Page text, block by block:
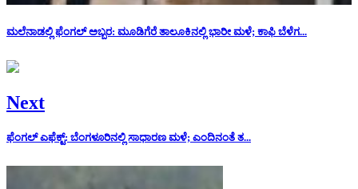
ಮಲೆನಾಡಲ್ಲಿ ಫೆಂಗಲ್ ಅಬ್ಬರ: ಮೂಡಿಗೆರೆ ತಾಲೂಕಿನಲ್ಲಿ ಭಾರೀ ಮಳೆ; ಕಾಫಿ ಬೆಳೆಗ...
Next
ಫೆಂಗಲ್ ಎಫೆಕ್ಟ್: ಬೆಂಗಳೂರಿನಲ್ಲಿ ಸಾಧಾರಣ ಮಳೆ; ಎಂದಿನಂತೆ ತ...